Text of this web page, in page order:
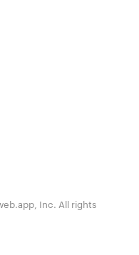
Inc. All rights